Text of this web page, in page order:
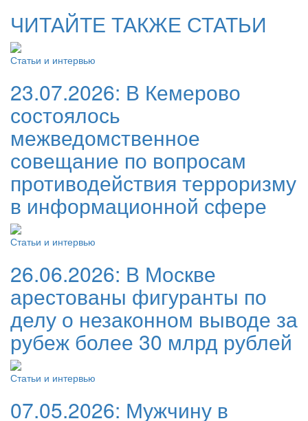
ЧИТАЙТЕ ТАКЖЕ СТАТЬИ
Статьи и интервью
23.07.2026: В Кемерово
состоялось
межведомственное
совещание по вопросам
противодействия терроризму
в информационной сфере
Статьи и интервью
26.06.2026: В Москве
арестованы фигуранты по
делу о незаконном выводе за
рубеж более 30 млрд рублей
Статьи и интервью
07.05.2026: Мужчину в